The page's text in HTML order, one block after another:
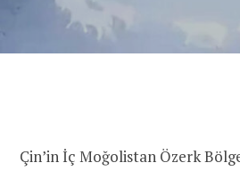
Çin’in İç Moğolistan Özerk